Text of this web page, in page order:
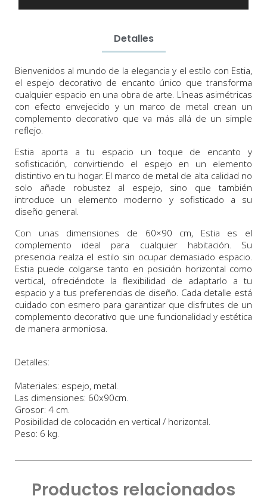
Detalles
Bienvenidos al mundo de la elegancia y el estilo con Estia,
el espejo decorativo de encanto único que transforma
cualquier espacio en una obra de arte. Líneas asimétricas
con efecto envejecido y un marco de metal crean un
complemento decorativo que va más allá de un simple
reflejo.
Estia aporta a tu espacio un toque de encanto y
sofisticación, convirtiendo el espejo en un elemento
distintivo en tu hogar. El marco de metal de alta calidad no
solo añade robustez al espejo, sino que también
introduce un elemento moderno y sofisticado a su
diseño general.
Con unas dimensiones de 60×90 cm, Estia es el
complemento ideal para cualquier habitación. Su
presencia realza el estilo sin ocupar demasiado espacio.
Estia puede colgarse tanto en posición horizontal como
vertical, ofreciéndote la flexibilidad de adaptarlo a tu
espacio y a tus preferencias de diseño. Cada detalle está
cuidado con esmero para garantizar que disfrutes de un
complemento decorativo que une funcionalidad y estética
de manera armoniosa.
Detalles:
Materiales: espejo, metal.
Las dimensiones: 60x90cm.
Grosor: 4 cm.
Posibilidad de colocación en vertical / horizontal.
Peso: 6 kg.
Productos relacionados